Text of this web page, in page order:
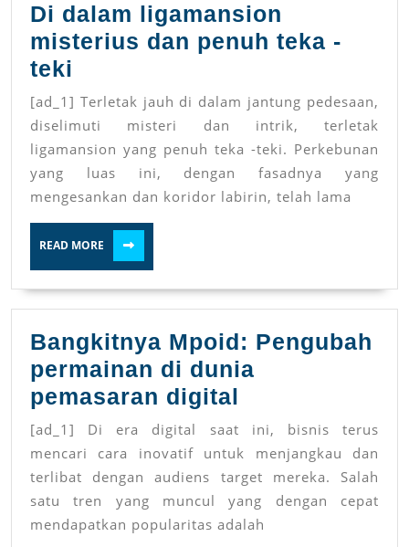
Di dalam ligamansion
misterius dan penuh teka -
teki
dalam
ligamansion
misterius
dan
penuh
teka
teki
[ad_1] Terletak jauh di dalam jantung pedesaan,
diselimuti misteri dan intrik, terletak
ligamansion yang penuh teka -teki. Perkebunan
yang luas ini, dengan fasadnya yang
mengesankan dan koridor labirin, telah lama
READ MORE
MORE
Bangkitnya Mpoid: Pengubah
permainan di dunia
pemasaran digital
Mpoid:
Pengubah
permainan
di
dunia
[ad_1] Di era digital saat ini, bisnis terus
mencari cara inovatif untuk menjangkau dan
terlibat dengan audiens target mereka. Salah
satu tren yang muncul yang dengan cepat
mendapatkan popularitas adalah